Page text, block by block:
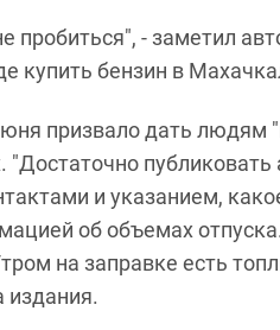
пробиться", - заметил
купить бензин в
призвало дать людям
публиковать
и указанием,
об объемах
на заправке есть
издания.